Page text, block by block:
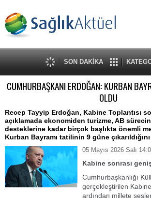
SON DAKİKA
CUMHURBAŞKANI ERDOĞAN: KURBAN
OLDU
Recep Tayyip Erdoğan, Kabine Toplantısı
açıklamada ekonomiden turizme, AB
desteklerine kadar birçok başlıkta önemli
Kurban Bayramı tatilinin 9 güne
05 Mayıs 2026 Salı
Kabine sonrası
Cumhurbaşkanlığı
gerçekleştirilen Kabine
ardından millete